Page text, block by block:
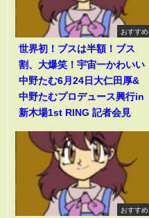
おすすめ
世界初！ブスは半額！ブス
割、大爆笑！宇宙一かわいい
中野たむ6月24日大仁田厚&
中野たむプロデュース興行in
新木場1st RING 記者会見
おすすめ